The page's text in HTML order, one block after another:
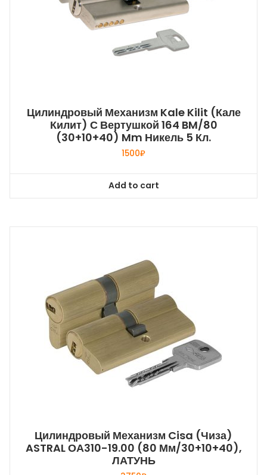
Цилиндровый Механизм Kale Kilit (Кале
Килит) С Вертушкой 164 BM/80
(30+10+40) Mm Никель 5 Кл.
1500₽
Add to cart
Цилиндровый Механизм Cisa (Чиза)
ASTRAL ОА310-19.00 (80 Мм/30+10+40),
ЛАТУНЬ